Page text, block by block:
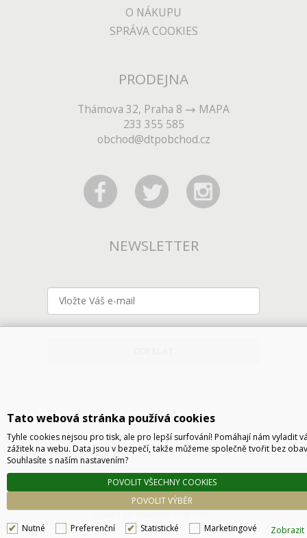
O NÁKUPU
SPRÁVA COOKIES
PRODEJNA
Thámova 32, Praha 8
MAPA
233 355 585
obchod@dtpobchod.cz
NEWSLETTER
Technické řešení © 2026 CyberSoft s.r.o.
Podle zákona o evidenci tržeb je prodávající povinen vystavit kupujícímu účtenku. Zároveň
je povinen zaevidovat přijatou tržbu u správce daně online, v případě technického
Tato webová stránka používá cookies
Tyhle cookies nejsou pro tisk, ale pro lepší surfování! Pomáhají nám vyladit
zážitek na webu. Data jsou v bezpečí, takže můžeme společně tvořit bez
Souhlasíte s naším nastavením?
POVOLIT VÝBĚR
POVOLIT VŠECHNY COOKIES
Nutné Preferenční Statistické Marketingové
Zobrazit